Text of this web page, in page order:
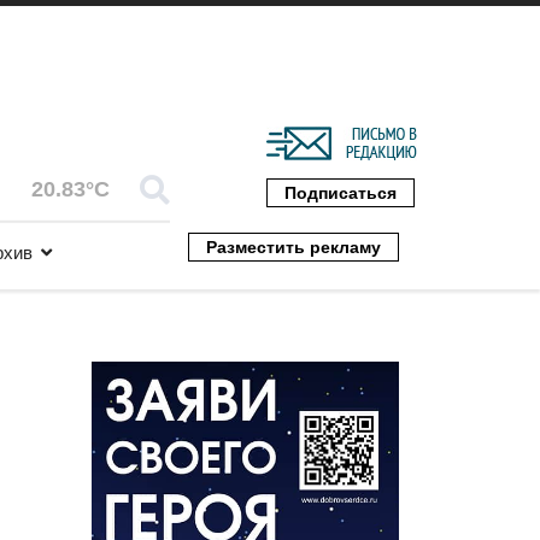
20.83°C Подписаться
Разместить рекламу